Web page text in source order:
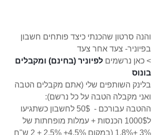
והנה סרטון שהכנתי כיצד פותחים חשבון
בפיוניר- צעד אחר צעד
> כאן נרשמים לפיוניר (בחינם) ומקבלים
בונוס
בלינק השותפים שלי (אתם מקבלים הטבה
ואני מקבלה הטבה על כל נרשם):
ההטבה עבורכם -  50$ לחשבון כשתגיעו
ל1000$ הכנסות + עמלות מופחתות של
3% +1.8% (במקום 4.5%+ 2.5% + 2 ש"ח